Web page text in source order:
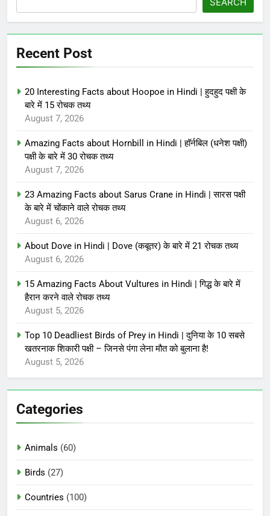
Recent Post
20 Interesting Facts about Hoopoe in Hindi | हुदहुद पक्षी के
बारे में 15 रोचक तथ्य
August 7, 2026
Amazing Facts about Hornbill in Hindi | हॉर्नबिल (धनेश पक्षी)
पक्षी के बारे में 30 रोचक तथ्य
August 7, 2026
23 Amazing Facts about Sarus Crane in Hindi | सारस पक्षी
के बारे में चोंकाने वाले रोचक तथ्य
August 6, 2026
About Dove in Hindi | Dove (कबूतर) के बारे में 21 रोचक तथ्य
August 6, 2026
15 Amazing Facts About Vultures in Hindi | गिद्ध के बारे में
हैरान करने वाले रोचक तथ्य
August 5, 2026
Top 10 Deadliest Birds of Prey in Hindi | दुनिया के 10 सबसे
खतरनाक शिकारी पक्षी – जिनसे पंगा लेना मौत को बुलाना है!
August 5, 2026
Categories
Animals (60)
Birds (27)
Countries (100)